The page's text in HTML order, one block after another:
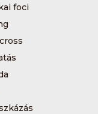
foci